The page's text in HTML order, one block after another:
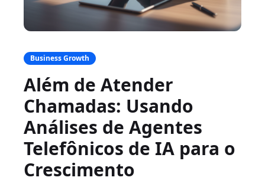
Business Growth
Além de Atender
Chamadas: Usando
Análises de Agentes
Telefônicos de IA para o
Crescimento